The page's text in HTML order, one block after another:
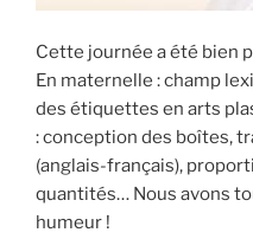
Cette journée a été bien
En maternelle : champ
des étiquettes en arts
: conception des boîtes,
(anglais-français),
quantités… Nous avons
humeur !